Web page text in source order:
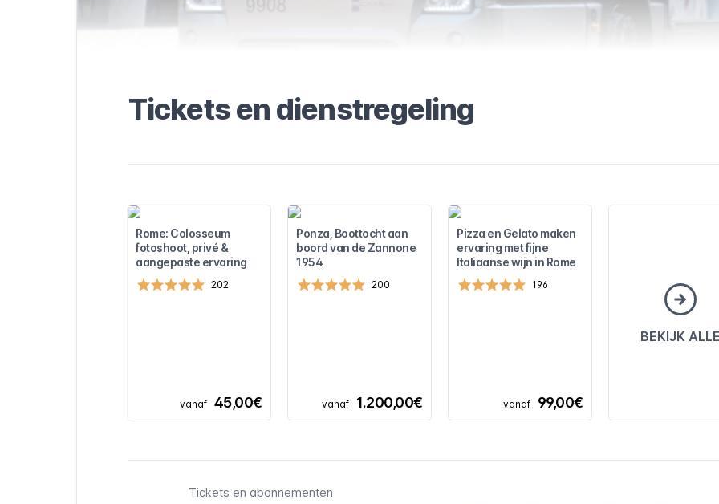
Tickets en dienstregeling
Rome: Colosseum
fotoshoot, privé &
aangepaste ervaring
202
vanaf 45,00€
Ponza, Boottocht aan
boord van de Zannone
1954
200
vanaf 1.200,00€
Pizza en Gelato maken
ervaring met fijne
Italiaanse wijn in Rome
196
vanaf 99,00€
BEKIJK ALLE
Tickets en abonnementen